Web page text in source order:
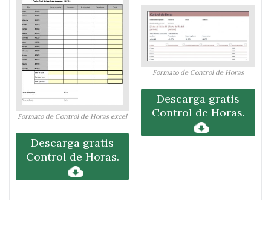
Formato de Control de Horas excel
Descarga gratis
Control de Horas.
Formato de Control de Horas
Descarga gratis
Control de Horas.